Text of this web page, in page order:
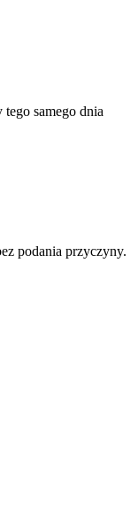
samego dnia
podania przyczyny.